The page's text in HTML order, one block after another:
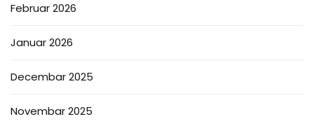
Februar 2026
Januar 2026
Decembar 2025
Novembar 2025